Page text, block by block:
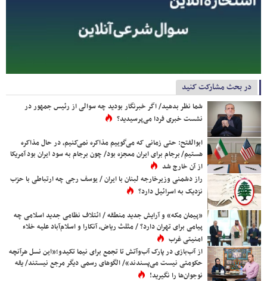
در بحث مشارکت کنید
شما نظر بدهید/ اگر خبرنگار بودید چه سوالی از رئیس جمهور در
نشست خبری فردا می‌پرسیدید؟
ابوالفتح: حتی زمانی که می‌گوییم مذاکره نمی‌کنیم، در حال مذاکره
هستیم/ برجام برای ایران معجزه بود/ چون برجام به سود ایران بود آمریکا
از آن خارج شد
راز دشمنی وزیرخارجه لبنان با ایران / یوسف رجی چه ارتباطی با حزب
نزدیک به اسرائیل دارد؟
«پیمان مکه» و آرایش جدید منطقه / ائتلاف نظامی جدید اسلامی چه
پیامی برای تهران دارد؟ / مثلث ریاض، آنکارا و اسلام‌آباد علیه خلاء
امنیتی غرب
از آب‌بازی در پارک آب‌وآتش تا تجمع برای نیما تکیدو؛«این نسل هرآنچه
حکومتی نیست می‌پسندند»/ الگوهای رسمی دیگر مرجع نیستند/ یقه
نوجوان‌ها را نگیرید!